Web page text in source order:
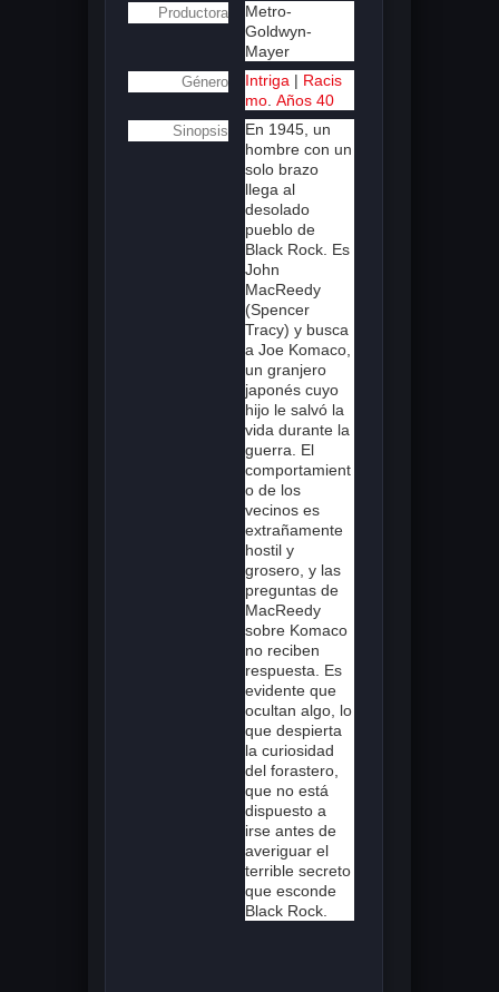
Productora
Metro-
Goldwyn-
Mayer
Género Intriga | Racis
mo Años 40
Sinopsis
En 1945, un
hombre con un
solo brazo
llega al
desolado
pueblo de
Black Rock. Es
John
MacReedy
(Spencer
Tracy) y busca
a Joe Komaco,
un granjero
japonés cuyo
hijo le salvó la
vida durante la
guerra. El
comportamient
o de los
vecinos es
extrañamente
hostil y
grosero, y las
preguntas de
MacReedy
sobre Komaco
no reciben
respuesta. Es
evidente que
ocultan algo, lo
que despierta
la curiosidad
del forastero,
que no está
dispuesto a
irse antes de
averiguar el
terrible secreto
que esconde
Black Rock.